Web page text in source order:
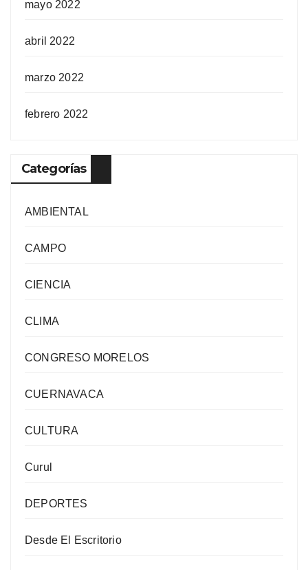
mayo 2022
abril 2022
marzo 2022
febrero 2022
Categorías
AMBIENTAL
CAMPO
CIENCIA
CLIMA
CONGRESO MORELOS
CUERNAVACA
CULTURA
Curul
DEPORTES
Desde El Escritorio